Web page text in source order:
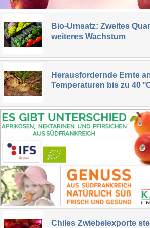
Bio-Umsatz: Zweites
weiteres Wachstum
Herausfordernde Ernte
Temperaturen bis zu 40
Chiles Zwiebelexporte